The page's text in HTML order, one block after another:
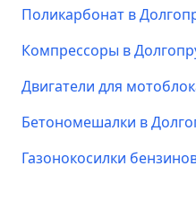
Поликарбонат в
Компрессоры в
Двигатели для
Бетономешалки в
Газонокосилки